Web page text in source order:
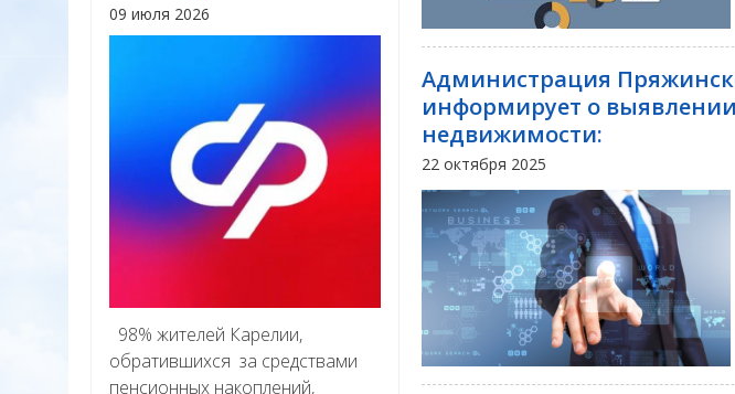
09 июля 2026
98% жителей Карелии,
обратившихся за средствами
пенсионных накоплений,
Администрация
информирует о
недвижимости:
22 октября 2025